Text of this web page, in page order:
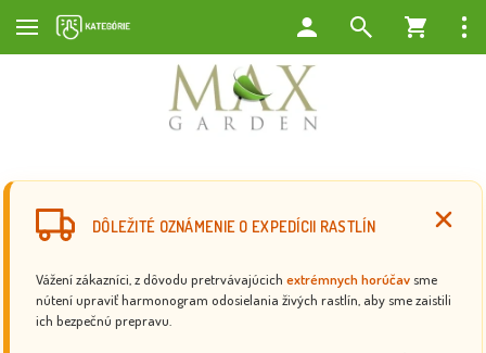
DÔLEŽITÉ OZNÁMENIE O EXPEDÍCII RASTLÍN
Vážení zákazníci, z dôvodu pretrvávajúcich extrémnych horúčav sme
nútení upraviť harmonogram odosielania živých rastlín, aby sme zaistili
ich bezpečnú prepravu.